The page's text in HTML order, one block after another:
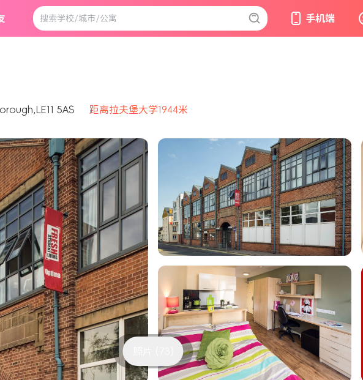
手机端
5AS 距离拉夫堡大学1944米